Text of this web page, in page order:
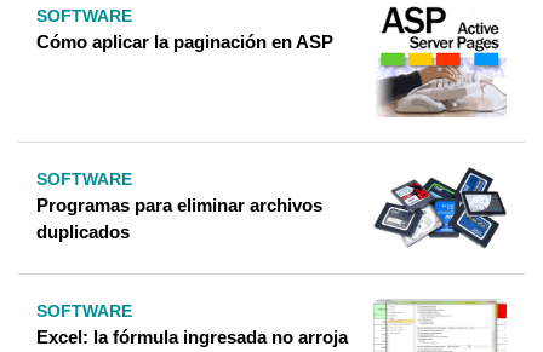
SOFTWARE
Cómo aplicar la paginación en ASP
SOFTWARE
Programas para eliminar archivos
duplicados
SOFTWARE
Excel: la fórmula ingresada no arroja